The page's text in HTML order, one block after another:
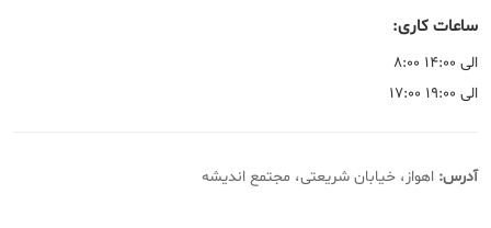
ساعات کاری:
۸:۰۰ الی ۱۴:۰۰
۱۷:۰۰ الی ۱۹:۰۰
آدرس: اهواز، خیابان شریعتی، مجتمع اندیشه